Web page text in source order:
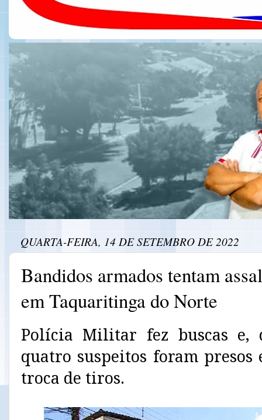
QUARTA-FEIRA, 14 DE SETEMBRO DE 2022
Bandidos armados tentam
em Taquaritinga do Norte
Polícia Militar fez buscas e,
quatro suspeitos foram
troca de tiros.